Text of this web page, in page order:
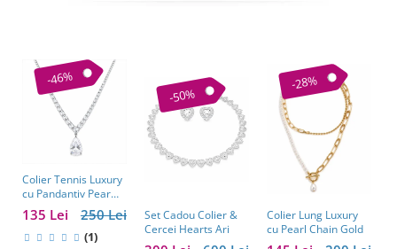
-46%
Colier Tennis Luxury
cu Pandantiv Pear
Cut – Eleganță
Atemporală 250 Lei
135 Lei
(1)
-50%
Set Cadou Colier &
Cercei Hearts Ari
-28%
Colier Lung Luxury
cu Pearl Chain Gold